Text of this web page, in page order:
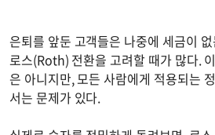
은퇴를 앞둔 고객들은 나중에 세금이
로스(Roth) 전환을 고려할 때가 많다.
은 아니지만, 모든 사람에게 적용되는
서는 문제가 있다.